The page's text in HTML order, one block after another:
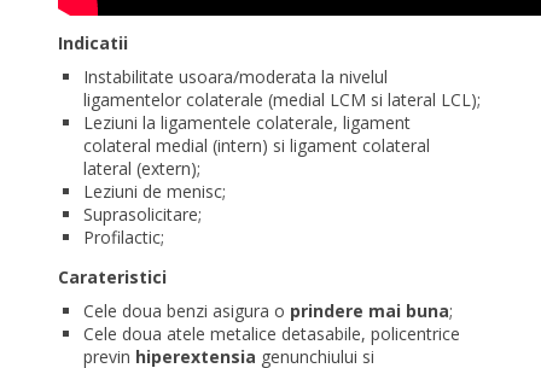
Indicatii
Instabilitate usoara/moderata la nivelul
ligamentelor colaterale (medial LCM si lateral LCL);
Leziuni la ligamentele colaterale, ligament
colateral medial (intern) si ligament colateral
lateral (extern);
Leziuni de menisc;
Suprasolicitare;
Profilactic;
Carateristici
Cele doua benzi asigura o prindere mai buna;
Cele doua atele metalice detasabile, policentrice
previn hiperextensia genunchiului si